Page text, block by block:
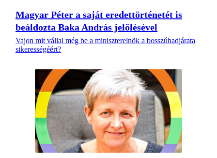
Magyar Péter a saját eredettörténetét is
beáldozta Baka András jelölésével
Vajon mit vállal még be a miniszterelnök a bosszúhadjárata
sikerességéért?